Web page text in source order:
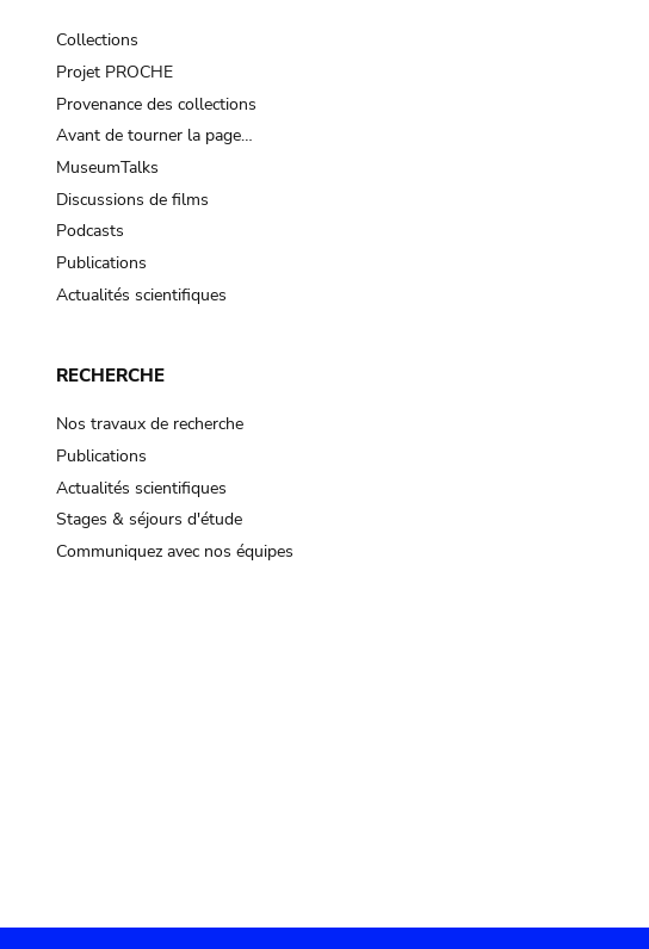
Collections
Projet PROCHE
Provenance des collections
Avant de tourner la page…
MuseumTalks
Discussions de films
Podcasts
Publications
Actualités scientifiques
RECHERCHE
Nos travaux de recherche
Publications
Actualités scientifiques
Stages & séjours d'étude
Communiquez avec nos équipes